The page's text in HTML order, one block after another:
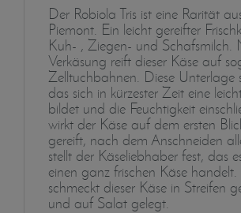
Der Robiola Tris ist eine Rarität
Piemont. Ein leicht gereifter
Kuh- , Ziegen- und Schafsmilch.
Verkäsung reift dieser Käse auf
Zelltuchbahnen. Diese Unterlage
das sich in kürzester Zeit eine
bildet und die Feuchtigkeit
wirkt der Käse auf dem ersten
gereift, nach dem Anschneiden
stellt der Käseliebhaber fest, das
einen ganz frischen Käse handelt.
schmeckt dieser Käse in Streifen
und auf Salat gelegt.